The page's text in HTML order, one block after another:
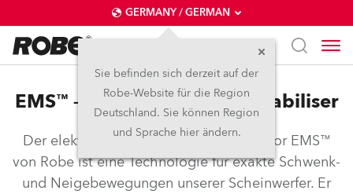
GERMANY / GERMAN
Sie befinden sich derzeit auf der
Robe-Website für die Region
Deutschland. Sie können Region
und Sprache hier ändern.
EMS™ – Electronic Motion Stabiliser
Der elektronische Bewegungsstabilisator EMS™
von Robe ist eine Technologie für exakte Schwenk-
und Neigebewegungen unserer Scheinwerfer. Er